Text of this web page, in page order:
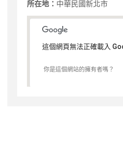
所在地： 中華民國新北市
這個網頁無法正確載入
你是這個網站的擁有者嗎？